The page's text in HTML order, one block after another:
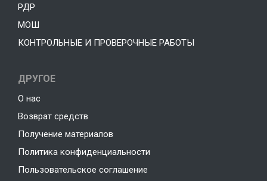
РДР
МОШ
КОНТРОЛЬНЫЕ И ПРОВЕРОЧНЫЕ РАБОТЫ
ДРУГОЕ
О нас
Возврат средств
Получение материалов
Политика конфиденциальности
Пользовательское соглашение